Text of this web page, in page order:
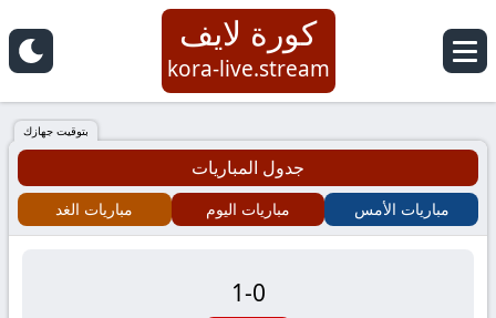
كورة
لايف
|
koora
كورة لايف
kora-live.stream
بتوقيت جهازك
جدول المباريات
مباريات الأمس مباريات اليوم مباريات الغد
0
-
1